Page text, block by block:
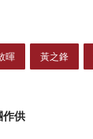
暉 黃之鋒
作供